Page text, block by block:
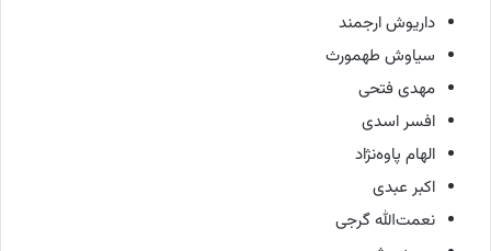
داریوش ارجمند
سیاوش طهمورث
مهدی فتحی
افسر اسدی
الهام پاوه‌نژاد
اکبر عبدی
نعمت‌الله گرجی